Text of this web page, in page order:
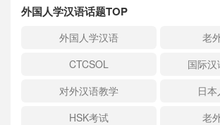
外国人学汉语话题TOP
外国人学汉语
老
CTCSOL
国际
对外汉语教学
日
HSK考试
老